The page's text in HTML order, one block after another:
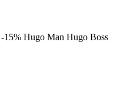
-15% Hugo Man Hugo Boss